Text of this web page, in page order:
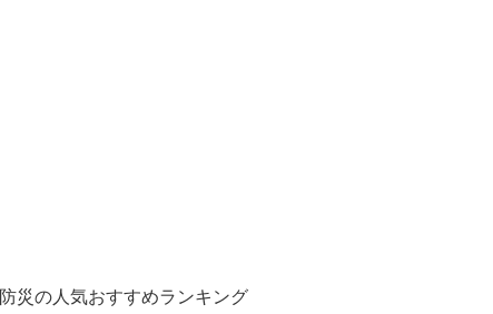
防災の人気おすすめランキング